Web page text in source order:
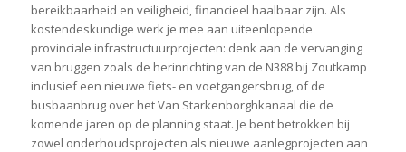
bereikbaarheid en veiligheid, financieel haalbaar zijn. Als
kostendeskundige werk je mee aan uiteenlopende
provinciale infrastructuurprojecten: denk aan de vervanging
van bruggen zoals de herinrichting van de N388 bij Zoutkamp
inclusief een nieuwe fiets- en voetgangersbrug, of de
busbaanbrug over het Van Starkenborghkanaal die de
komende jaren op de planning staat. Je bent betrokken bij
zowel onderhoudsprojecten als nieuwe aanlegprojecten aan